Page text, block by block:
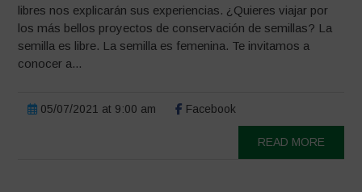
libres nos explicarán sus experiencias. ¿Quieres viajar por
los más bellos proyectos de conservación de semillas? La
semilla es libre. La semilla es femenina. Te invitamos a
conocer a...
05/07/2021 at 9:00 am Facebook
READ MORE